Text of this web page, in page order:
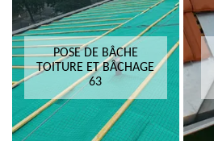
POSE DE BÂCHE
TOITURE ET BÂCHAGE
63